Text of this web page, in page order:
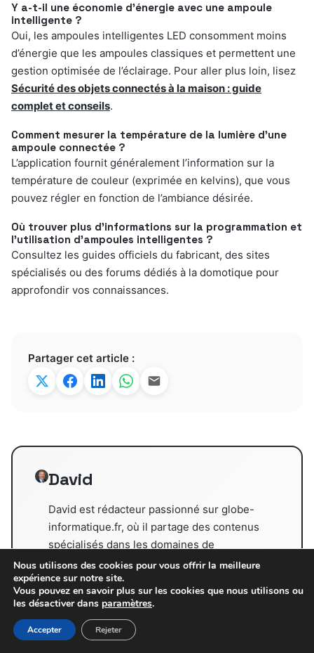
Y a-t-il une économie d’énergie avec une ampoule
intelligente ?
Oui, les ampoules intelligentes LED consomment moins
d’énergie que les ampoules classiques et permettent une
gestion optimisée de l’éclairage. Pour aller plus loin, lisez
Sécurité des objets connectés à la maison : guide
complet et conseils.
Comment mesurer la température de la lumière d’une
ampoule connectée ?
L’application fournit généralement l’information sur la
température de couleur (exprimée en kelvins), que vous
pouvez régler en fonction de l’ambiance désirée.
Où trouver plus d’informations sur la programmation et
l’utilisation d’ampoules intelligentes ?
Consultez les guides officiels du fabricant, des sites
spécialisés ou des forums dédiés à la domotique pour
approfondir vos connaissances.
Partager cet article :
David
David est rédacteur passionné sur globe-
informatique.fr, où il partage des contenus
spécialisés dans les domaines de
l'informatique, des mobiles et des objets
connectés. Il accompagne les lecteurs en
proposant des analyses claires et des
technologiques.
Nous utilisons des cookies pour vous offrir la meilleure
expérience sur notre site.
Vous pouvez en savoir plus sur les cookies que nous utilisons ou
les désactiver dans paramètres.
Accepter Rejeter